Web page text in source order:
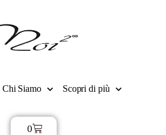
Chi Siamo Scopri di più
0